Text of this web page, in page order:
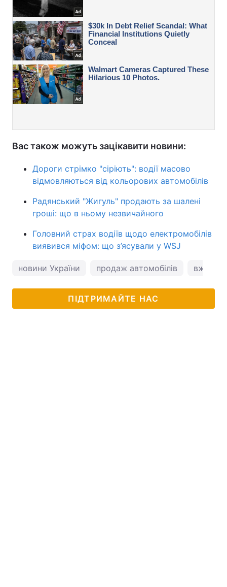
Вас також можуть зацікавити новини:
Дороги стрімко "сіріють": водії масово
відмовляються від кольорових автомобілів
Радянський "Жигуль" продають за шалені
гроші: що в ньому незвичайного
Головний страх водіїв щодо електромобілів
виявився міфом: що з’ясували у WSJ
новини України продаж автомобілів вживані
ПІДТРИМАЙТЕ НАС